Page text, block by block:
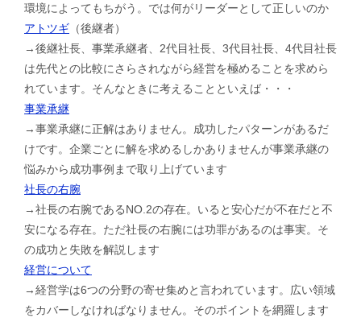
環境によってもちがう。では何がリーダーとして正しいのか
アトツギ （後継者）
→後継社長、事業承継者、2代目社長、3代目社長、4代目社長
は先代との比較にさらされながら経営を極めることを求めら
れています。そんなときに考えることといえば・・・
事業承継
→事業承継に正解はありません。成功したパターンがあるだ
けです。企業ごとに解を求めるしかありませんが事業承継の
悩みから成功事例まで取り上げています
社長の右腕
→社長の右腕であるNO.2の存在。いると安心だが不在だと不
安になる存在。ただ社長の右腕には功罪があるのは事実。そ
の成功と失敗を解説します
経営について
→経営学は6つの分野の寄せ集めと言われています。広い領域
をカバーしなければなりません。そのポイントを網羅します